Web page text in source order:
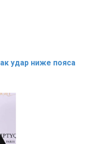
удар ниже пояса